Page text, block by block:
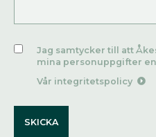
Jag samtycker till att
mina personuppgifter
Vår integritetspolicy